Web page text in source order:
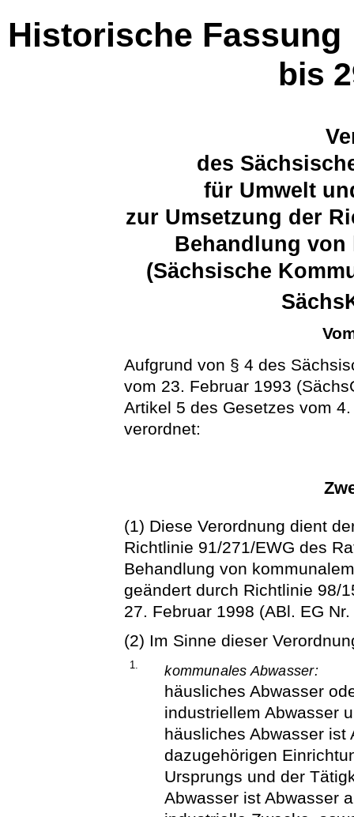
Historische Fassung
bis
des
für Umwelt
zur Umsetzung der
Behandlung von
(Sächsische
Aufgrund von § 4 des
vom 23. Februar 1993
Artikel 5 des Gesetzes vom
verordnet:
(1) Diese Verordnung dient
Richtlinie 91/271/EWG des
Behandlung von
geändert durch Richtlinie 98/
27. Februar 1998 (ABl. EG
(2) Im Sinne dieser
1. kommunales Abwasser:
häusliches Abwasser
industriellem Abwasser
häusliches Abwasser ist
dazugehörigen
Ursprungs und der
Abwasser ist Abwasser